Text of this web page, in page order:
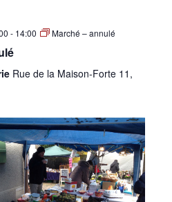
- 14:00 Marché – annulé
Rue de la Maison-Forte 11,